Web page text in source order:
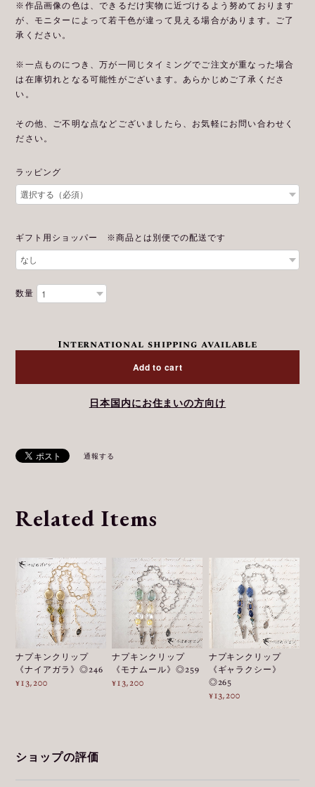
※作品画像の色は、できるだけ実物に近づけるよう努めております
が、モニターによって若干色が違って見える場合があります。ご了
承ください。
※一点ものにつき、万が一同じタイミングでご注文が重なった場合
は在庫切れとなる可能性がございます。あらかじめご了承くださ
い。
その他、ご不明な点などございましたら、お気軽にお問い合わせく
ださい。
ラッピング
ギフト用ショッパー ※商品とは別便での配送です
数量
International shipping available
Add to cart
日本国内にお住まいの方向け
通報する
Related Items
ナプキンクリップ
《ナイアガラ》◎246
¥13,200
ナプキンクリップ
《モナムール》◎259
¥13,200
ナプキンクリップ
《ギャラクシー》
◎265
¥13,200
ショップの評価